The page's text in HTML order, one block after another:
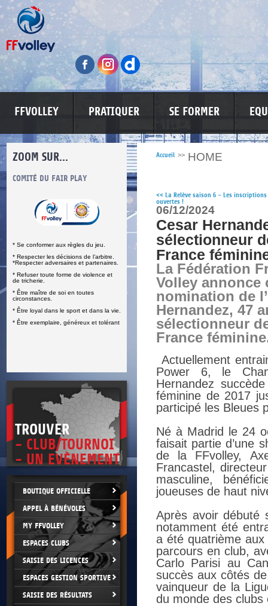
FFVOLLEY PRATIQUER SE FORMER
ZOOM SUR...
COMITÉ DU FAIR PLAY
* Se conformer aux règles du jeu.
* Respecter les décisions de l’arbitre.
*Respecter adversaires et partenaires.
* Refuser toute forme de violence et
de tricherie.
* Être maître de soi en toutes
circonstances.
* Être loyal dans le sport et dans la vie.
* Être exemplaire, généreux et tolérant
LUTTE CONTRE LES VIOLENCES
TROUVER
- CLUB/TOURNOI
- UN EVÈNEMENT
BOUTIQUE OFFICIELLE
APPEL À BÉNÉVOLES
MY FFVOLLEY
ESPACES CLUBS
SAISIE DES LICENCES
ESPACES GESTION SPORTIVE
SAISIE DES RÉSULTATS
Accueil >> HOME
<< La Relève saison 6 – Les
ouvertes !
06/12/2024
Cesar
sélectionneur
France
La Fédération
Volley annonce
nomination de
Hernandez, 47
sélectionneur
France
Actuellement
Power 6, le
Hernandez
féminine de 2017
participé les Bleues
Né à Madrid le 24
faisait partie d’une
de la FFvolley,
Francastel,
masculine,
joueuses de haut
Après avoir débuté
notamment été
a été quatrième
parcours en club,
Carlo Parisi au
succès aux côtés
vainqueur de la
du monde des clubs